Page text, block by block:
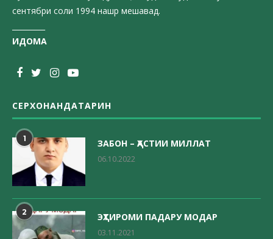
сентябри соли 1994 нашр мешавад.
ИДОМА
СЕРХОНАНДАТАРИН
1 ЗАБОН – ҲАСТИИ МИЛЛАТ
06.10.2022
2 ЭҲТИРОМИ ПАДАРУ МОДАР
03.11.2021